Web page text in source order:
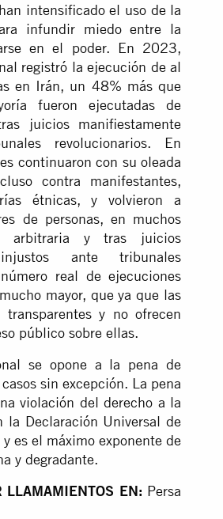
intensificado el uso de la
infundir miedo entre la
en el poder. En 2023,
registró la ejecución de al
en Irán, un 48% más que
fueron ejecutadas de
juicios manifiestamente
revolucionarios. En
continuaron con su oleada
contra manifestantes,
étnicas, y volvieron a
de personas, en muchos
arbitraria y tras juicios
injustos ante tribunales
real de ejecuciones
mayor, que ya que las
y no ofrecen
público sobre ellas.
se opone a la pena de
sin excepción. La pena
violación del derecho a la
la Declaración Universal de
es el máximo exponente de
y degradante.
LLAMAMIENTOS EN: Persa